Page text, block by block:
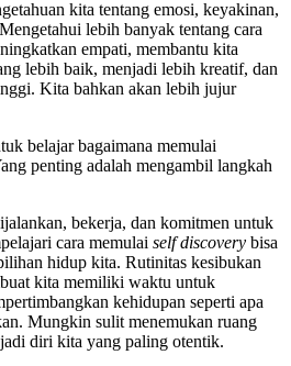
kita tentang emosi, keyakinan,
lebih banyak tentang cara
empati, membantu kita
lebih baik, menjadi lebih kreatif, dan
Kita bahkan akan lebih jujur
belajar bagaimana memulai
penting adalah mengambil langkah
bekerja, dan komitmen untuk
cara memulai self discovery bisa
hidup kita. Rutinitas kesibukan
kita memiliki waktu untuk
kehidupan seperti apa
Mungkin sulit menemukan ruang
diri kita yang paling otentik.